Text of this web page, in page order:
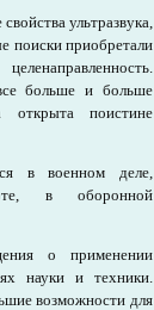
ультразвука,
поиски приобретали
больше и больше
поистине
в военном деле,
в оборонной
о применении
науки и техники.
возможности для